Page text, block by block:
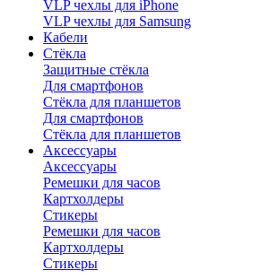
VLP чехлы для iPhone
VLP чехлы для Samsung
Кабели
Стёкла
Защитные стёкла
Для смартфонов
Стёкла для планшетов
Для смартфонов
Стёкла для планшетов
Аксессуары
Аксессуары
Ремешки для часов
Картхолдеры
Стикеры
Ремешки для часов
Картхолдеры
Стикеры